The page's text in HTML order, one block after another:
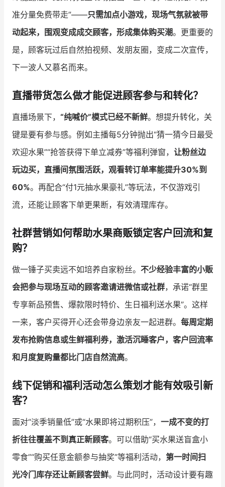
准分量免费带走”——只需加点小游戏，现场气氛就被带
动起来，围观变成成交顾客，形成集体购买潮。更重要的
是，顾客玩过后自然拍视频、发朋友圈，变成二次宣传，
下一波人又慕名而来。
直播带货怎么做才能促进顾客参与和转化？
直播场景下， “纯喊价”模式已经不新鲜。想提升转化，关
键是要有参与感。例如主播每5分钟抛出“猜一猜今日最受
欢迎水果”“抢答获得下单立减券”等福利弹窗， 让粉丝边
玩边买，直播间氛围活跃，观看转订单率能提升30%到
60%。再配合“付1元抽水果豪礼”等玩法，不仅游戏引
流，还能让顾客下单更果断，有效清理库存。
社群营销如何帮助水果商贩锁定客户回流和复
购？
做一锤子买卖远不如培养自家粉丝。 不少经验丰富的小贩
会把参与现场互动的顾客邀请进微信或社群，承诺“群里
专享新品预售、爆款限时特价、生日福利送水果”。这样
一来，客户买得开心还会带身边亲友一起进群。 每周定期
发布抢购信息或生鲜福利券，激活沉睡客户，客户回流率
和月度复购量都比门店自然流高。
线下促销和福利活动怎么策划才能有效吸引新
客？
面对“淡季销量低”或“水果即将过期积压”， 一成不变的打
折往往覆盖不到真正新顾客。可以借助“买水果送盲盒小
零食”“购买任意金额参与抽奖”等福利活动， 第一时间扫
光冷门库存还让新顾客尝鲜。与此同时，活动设计要有趣